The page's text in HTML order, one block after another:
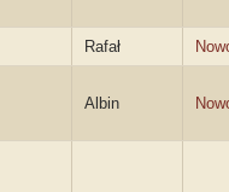
Rafał
Albin